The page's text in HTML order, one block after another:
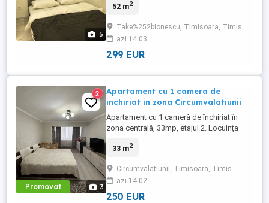
5
aer conditionat, centrala termica proprie,
Etaj 3 4 zona Medicina, Take Ionescu.
52 m2
Take%252bIonescu, Timisoara, Timis
azi 14:03
299 EUR
Promovat 3
2
Apartament cu 1 camera de
inchiriat in zona Circumvalatiunii
Apartament cu 1 cameră de închiriat în
zona centrală, 33mp, etajul 2. Locuința
Facultatea de Științe Economice, fiind
aproape de centrul orașului. Acces rapid
la transport public, restaurante și
magazine. Pentru detalii ...
33 m2
Circumvalatiunii, Timisoara, Timis
azi 14:02
250 EUR